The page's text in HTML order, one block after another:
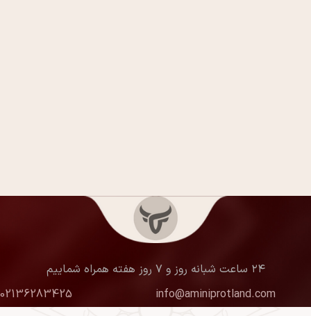
۲۴ ساعت شبانه روز و ۷ روز هفته همراه شماییم
info@aminiprotland.com
02136283425